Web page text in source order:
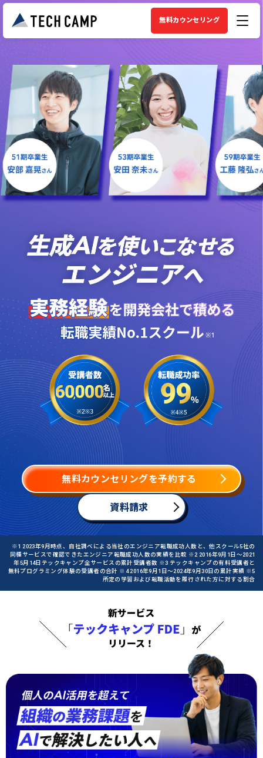
無料カウンセリング
無料カウンセリングを予約する
資料請求
※1 2023年9月時点、自社調べによる当社のエンジニア転職成功人数と、他スクール5社の
同種サービスで確認できたエンジニア転職成功人数の実績を比較 ※2 2016年9月1日〜2021
年5月14日テックキャンプ全サービスの累計受講者数 ※3 テックキャンプの有料受講者と
無料プログラミング体験の受講者の合計 ※4 2016年9月1日〜2024年9月30日の累計実績 ※5
所定の学習および転職活動を履行された方に対する割合